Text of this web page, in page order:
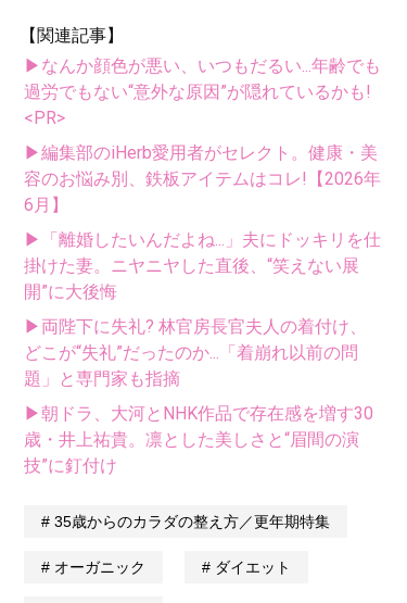
【関連記事】
▶なんか顔色が悪い、いつもだるい...年齢でも
過労でもない“意外な原因”が隠れているかも!
<PR>
▶編集部のiHerb愛用者がセレクト。健康・美
容のお悩み別、鉄板アイテムはコレ!【2026年
6月】
▶「離婚したいんだよね...」夫にドッキリを仕
掛けた妻。ニヤニヤした直後、“笑えない展
開”に大後悔
▶両陛下に失礼? 林官房長官夫人の着付け、
どこが“失礼”だったのか...「着崩れ以前の問
題」と専門家も指摘
▶朝ドラ、大河とNHK作品で存在感を増す30
歳・井上祐貴。凛とした美しさと“眉間の演
技”に釘付け
35歳からのカラダの整え方／更年期特集
オーガニック ダイエット